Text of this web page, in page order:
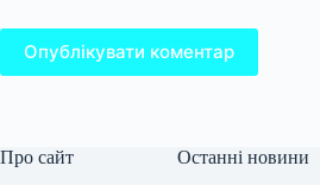
Опублікувати коментар
Про сайт Останні новини